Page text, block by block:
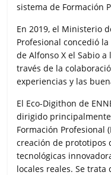
sistema de Formación
En 2019, el Ministerio
Profesional concedió
de Alfonso X el Sabio
través de la
experiencias y las
El Eco-Digithon de
dirigido
Formación Profesional
creación de prototipos
tecnológicas
locales reales. Se